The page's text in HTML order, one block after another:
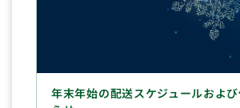
年末年始の配送スケジュールおよ